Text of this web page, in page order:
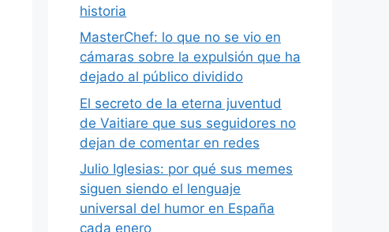
historia
MasterChef: lo que no se vio en
cámaras sobre la expulsión que ha
dejado al público dividido
El secreto de la eterna juventud
de Vaitiare que sus seguidores no
dejan de comentar en redes
Julio Iglesias: por qué sus memes
siguen siendo el lenguaje
universal del humor en España
cada enero